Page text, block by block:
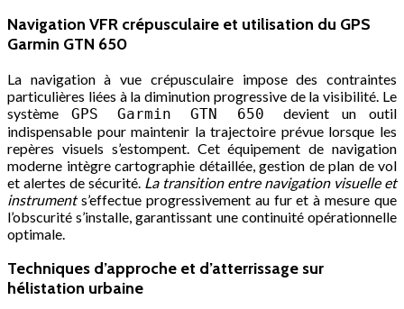
Navigation VFR crépusculaire et utilisation du GPS
Garmin GTN 650
La navigation à vue crépusculaire impose des contraintes
particulières liées à la diminution progressive de la visibilité. Le
systèmeGPS Garmin GTN 650 devient un outil
indispensable pour maintenir la trajectoire prévue lorsque les
repères visuels s’estompent. Cet équipement de navigation
moderne intègre cartographie détaillée, gestion de plan de vol
et alertes de sécurité. La transition entre navigation visuelle et
instruments’effectue progressivement au fur et à mesure que
l’obscurité s’installe, garantissant une continuité opérationnelle
optimale.
Techniques d’approche et d’atterrissage sur
hélistation urbaine